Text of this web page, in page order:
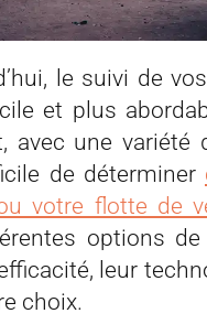
le suivi de
et plus
avec une variété
de déterminer
votre flotte de
options de
leur
choix.